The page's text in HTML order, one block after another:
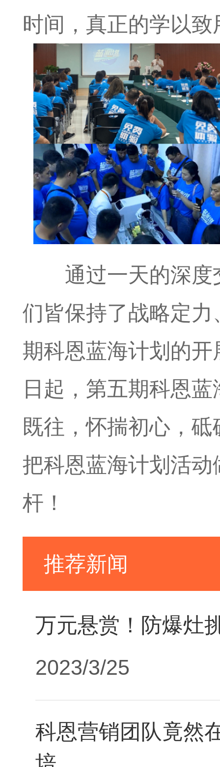
时间，真正的学以致
通过一天的深
们皆保持了战略定
期科恩蓝海计划的
日起，第五期科恩
既往，怀揣初心，
把科恩蓝海计划活
杆！
推荐新闻
万元悬赏！防爆灶
2023/3/25
科恩营销团队竟然